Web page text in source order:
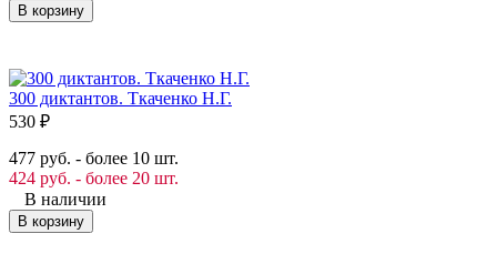
В корзину
300 диктантов. Ткаченко Н.Г.
530 ₽
477 руб. - более 10 шт.
424 руб. - более 20 шт.
В наличии
В корзину